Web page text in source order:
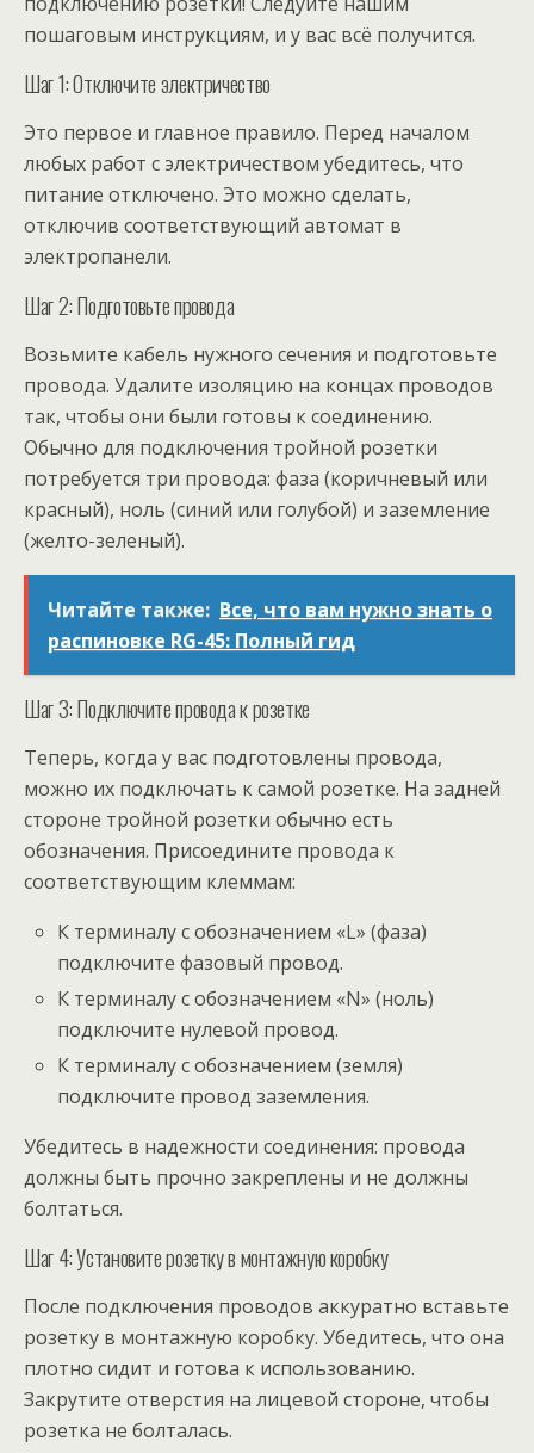
пошаговым инструкциям, и у вас всё получится.
Шаг 1: Отключите электричество
Это первое и главное правило. Перед началом
любых работ с электричеством убедитесь, что
питание отключено. Это можно сделать,
отключив соответствующий автомат в
электропанели.
Шаг 2: Подготовьте провода
Возьмите кабель нужного сечения и подготовьте
провода. Удалите изоляцию на концах проводов
так, чтобы они были готовы к соединению.
Обычно для подключения тройной розетки
потребуется три провода: фаза (коричневый или
красный), ноль (синий или голубой) и заземление
(желто-зеленый).
Читайте также: Все, что вам нужно знать о
распиновке RG-45: Полный гид
Шаг 3: Подключите провода к розетке
Теперь, когда у вас подготовлены провода,
можно их подключать к самой розетке. На задней
стороне тройной розетки обычно есть
обозначения. Присоедините провода к
соответствующим клеммам:
К терминалу с обозначением «L» (фаза)
подключите фазовый провод.
К терминалу с обозначением «N» (ноль)
подключите нулевой провод.
К терминалу с обозначением (земля)
подключите провод заземления.
Убедитесь в надежности соединения: провода
должны быть прочно закреплены и не должны
болтаться.
Шаг 4: Установите розетку в монтажную коробку
После подключения проводов аккуратно вставьте
розетку в монтажную коробку. Убедитесь, что она
плотно сидит и готова к использованию.
Закрутите отверстия на лицевой стороне, чтобы
розетка не болталась.